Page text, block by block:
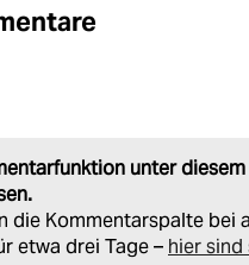
unter
die Kommentarspalte bei
etwa drei Tage – hier sind